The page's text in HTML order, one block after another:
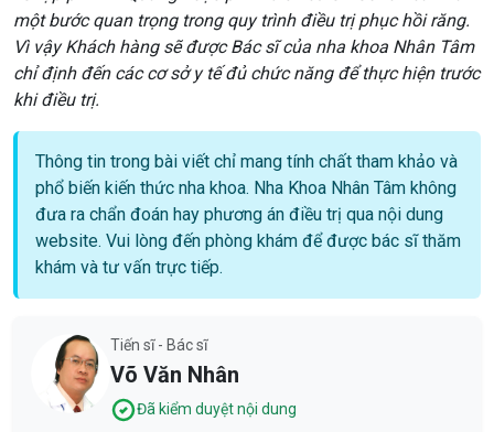
một bước quan trọng trong quy trình điều trị phục hồi răng.
Vì vậy Khách hàng sẽ được Bác sĩ của nha khoa Nhân Tâm
chỉ định đến các cơ sở y tế đủ chức năng để thực hiện trước
khi điều trị.
Thông tin trong bài viết chỉ mang tính chất tham khảo và
phổ biến kiến thức nha khoa. Nha Khoa Nhân Tâm không
đưa ra chẩn đoán hay phương án điều trị qua nội dung
website. Vui lòng đến phòng khám để được bác sĩ thăm
khám và tư vấn trực tiếp.
Tiến sĩ - Bác sĩ
Võ Văn Nhân
Đã kiểm duyệt nội dung